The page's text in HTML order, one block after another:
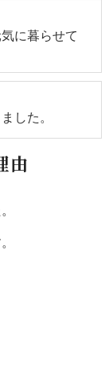
に暮らせて
した。
由